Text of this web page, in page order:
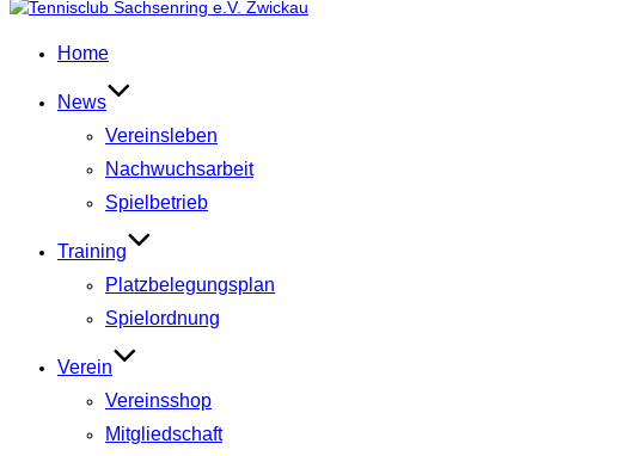
Home
News
Vereinsleben
Nachwuchsarbeit
Spielbetrieb
Training
Platzbelegungsplan
Spielordnung
Verein
Vereinsshop
Mitgliedschaft